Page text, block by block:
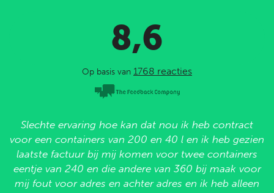
8,6
Op basis van 1768 reacties
Slechte ervaring hoe kan dat nou ik heb contract
voor een containers van 200 en 40 l en ik heb gezien
laatste factuur bij mij komen voor twee containers
eentje van 240 en die andere van 360 bij maak voor
mij fout voor adres en achter adres en ik heb alleen